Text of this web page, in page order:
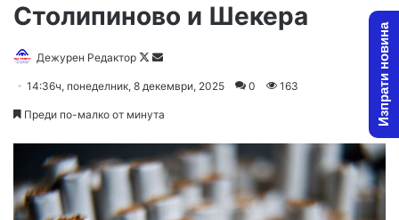
Столипиново и Шекера
Дежурен Редактор
Follow
Send
14:36ч, понеделник, 8 декември, 2025 0 163
Преди по-малко от минута Изпрати новина